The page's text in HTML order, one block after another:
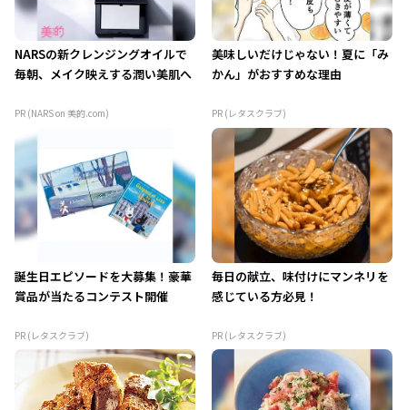
NARSの新クレンジングオイルで
毎朝、メイク映えする潤い美肌へ
PR (NARS on 美的.com)
美味しいだけじゃない！夏に「み
かん」がおすすめな理由
PR (レタスクラブ)
誕生日エピソードを大募集！豪華
賞品が当たるコンテスト開催
PR (レタスクラブ)
毎日の献立、味付けにマンネリを
感じている方必見！
PR (レタスクラブ)